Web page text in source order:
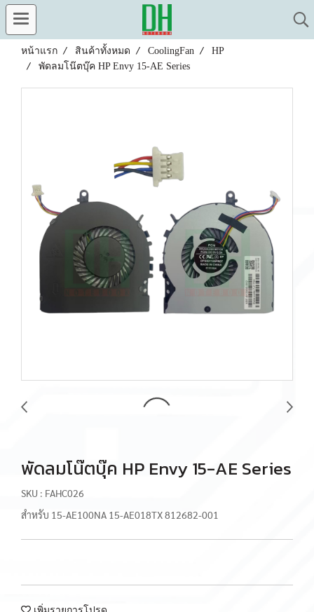
หน้าแรก สินค้าทั้งหมด CoolingFan
HP
พัดลมโน๊ตบุ๊ค HP Envy 15-AE Series
พัดลมโน๊ตบุ๊ค HP Envy 15-AE Series
SKU : FAHC026
สำหรับ 15-AE100NA 15-AE018TX 812682-001